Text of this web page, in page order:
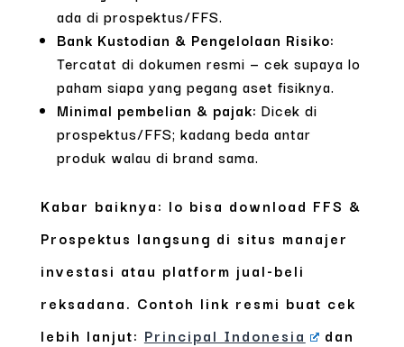
ada di prospektus/FFS.
Bank Kustodian & Pengelolaan Risiko:
Tercatat di dokumen resmi — cek supaya lo
paham siapa yang pegang aset fisiknya.
Minimal pembelian & pajak: Dicek di
prospektus/FFS; kadang beda antar
produk walau di brand sama.
Kabar baiknya: lo bisa download FFS &
Prospektus langsung di situs manajer
investasi atau platform jual-beli
reksadana. Contoh link resmi buat cek
lebih lanjut: Principal Indonesia
dan